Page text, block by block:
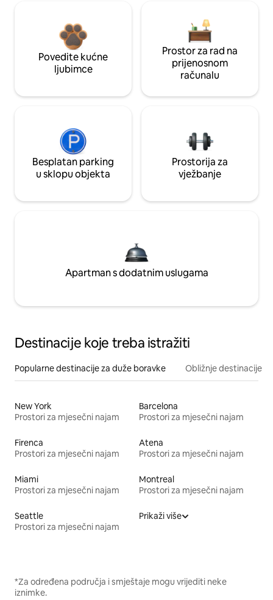
Povedite kućne
ljubimce
Prostor za rad na
prijenosnom
računalu
Besplatan parking
u sklopu objekta
Prostorija za
vježbanje
Apartman s dodatnim uslugama
Destinacije koje treba istražiti
Popularne destinacije za duže boravke Obližnje destinacije
New York
Prostori za mjesečni najam
Barcelona
Prostori za mjesečni najam
Firenca
Prostori za mjesečni najam
Atena
Prostori za mjesečni najam
Miami
Prostori za mjesečni najam
Montreal
Prostori za mjesečni najam
Seattle
Prostori za mjesečni najam
Prikaži više
*Za određena područja i smještaje mogu vrijediti neke
iznimke.